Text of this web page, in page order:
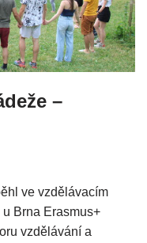
–
ve vzdělávacím
Brna Erasmus+
vzdělávání a